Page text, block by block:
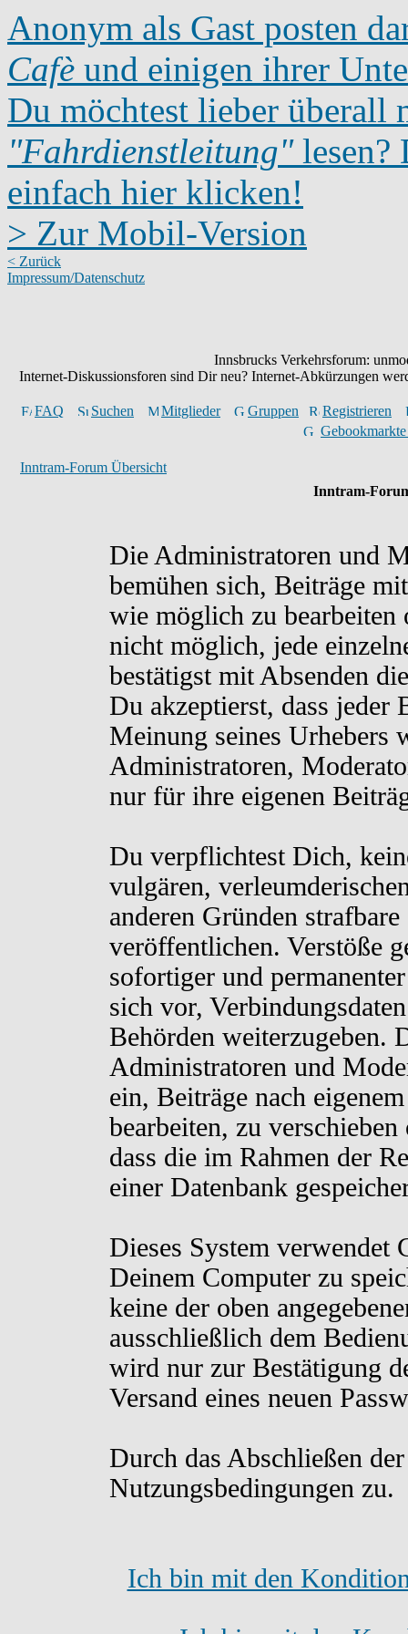
Anonym als Gast posten
Cafè und einigen ihrer
Du möchtest lieber überall
"Fahrdienstleitung"lesen?
einfach hier klicken!
> Zur Mobil-Version
< Zurück
Impressum/Datenschutz
Innsbrucks Verkehrsforum:
Internet-Diskussionsforen sind Dir neu? Internet-Abkürzungen
FAQ Suchen Mitglieder Gruppen
Registrieren
Inntram-Forum Übersicht
Inntram-
Die Administratoren und
bemühen sich, Beiträge
wie möglich zu bearbeiten
nicht möglich, jede
bestätigst mit Absenden
Du akzeptierst, dass jeder
Meinung seines Urhebers
Administratoren,
nur für ihre eigenen
Du verpflichtest Dich,
vulgären,
anderen Gründen
veröffentlichen. Verstöße
sofortiger und
sich vor,
Behörden weiterzugeben.
Administratoren und
ein, Beiträge nach
bearbeiten, zu
dass die im Rahmen der
einer Datenbank
Dieses System verwendet
Deinem Computer zu
keine der oben
ausschließlich dem
wird nur zur Bestätigung
Versand eines neuen
Durch das Abschließen
Nutzungsbedingungen zu.
Ich bin mit den